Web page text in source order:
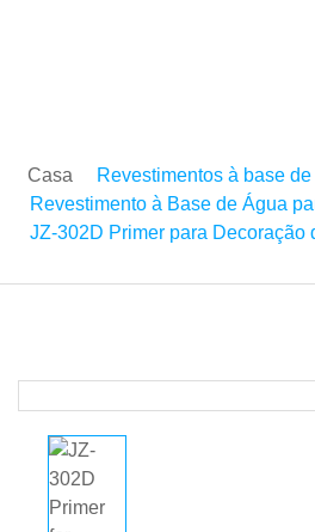
Casa
Revestimentos à base de
Revestimento à Base de Água
JZ-302D Primer para Decoração